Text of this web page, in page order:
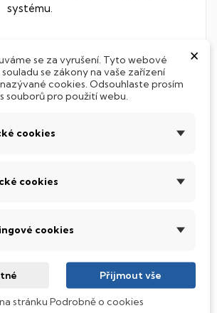
systému.
SSD disk
SSD NVMe s kapacitou256GBje až
6× rychlejší než SSD SATA, a až 25×
vysoké rychlosti čtení, spouští
Díky modernímu rozhraní PCIe je
opotřebení. Pokud hledáte maximální
×
se za vyrušení. Tyto webové
se zákony na vaše zařízení
cookies. Odsouhlaste prosím
souborů pro použití webu.
cookies
cookies
cookies
Přijmout vše
stránku Podrobně o cookies